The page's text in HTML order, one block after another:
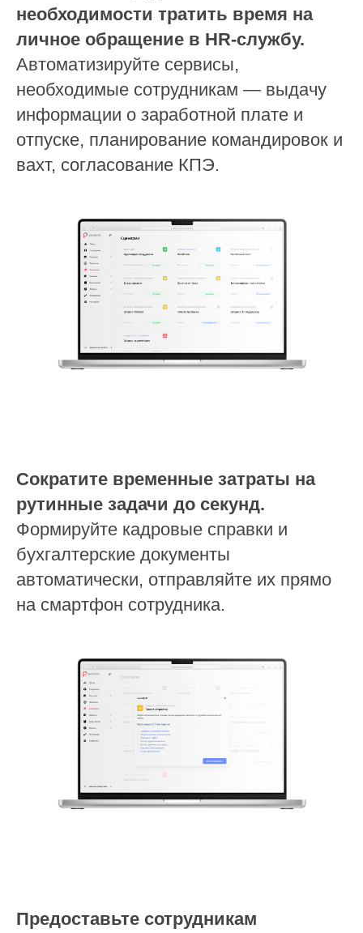
необходимости тратить время на
личное обращение в HR-службу.
Автоматизируйте сервисы,
необходимые сотрудникам — выдачу
информации о заработной плате и
отпуске, планирование командировок и
вахт, согласование КПЭ.
Сократите временные затраты на
рутинные задачи до секунд.
Формируйте кадровые справки и
бухгалтерские документы
автоматически, отправляйте их прямо
на смартфон сотрудника.
Предоставьте сотрудникам